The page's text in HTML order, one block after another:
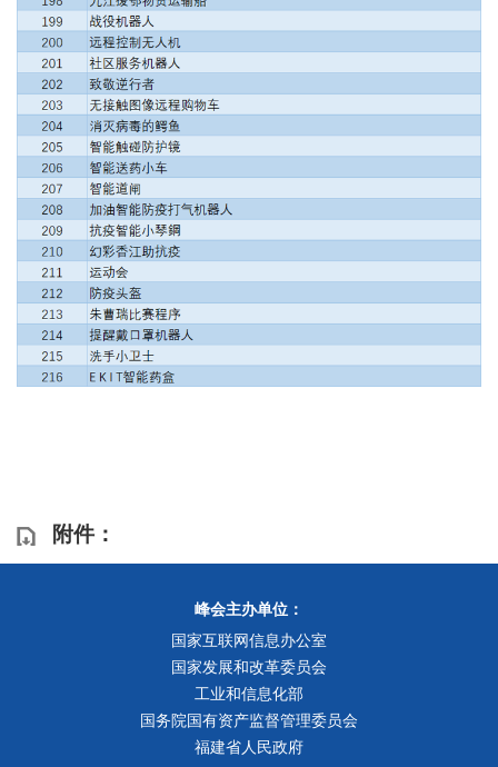
附件：
峰会主办单位：
国家互联网信息办公室
国家发展和改革委员会
工业和信息化部
国务院国有资产监督管理委员会
福建省人民政府